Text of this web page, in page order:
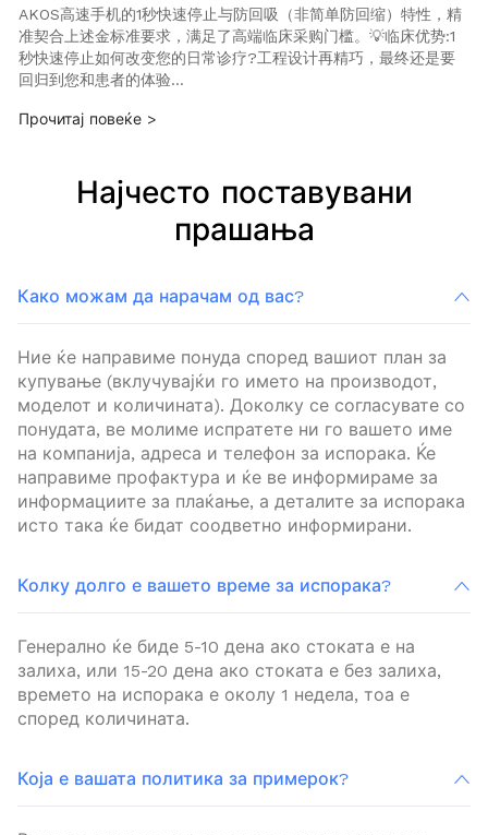
AKOS高速手机的1秒快速停止与防回吸（非简单防回缩）特性，精
准契合上述金标准要求，满足了高端临床采购门槛。💡临床优势:1
秒快速停止如何改变您的日常诊疗?工程设计再精巧，最终还是要
回归到您和患者的体验…
Прочитај повеќе >
Најчесто поставувани
прашања
Како можам да нарачам од вас?
Ние ќе направиме понуда според вашиот план за
купување (вклучувајќи го името на производот,
моделот и количината). Доколку се согласувате со
понудата, ве молиме испратете ни го вашето име
на компанија, адреса и телефон за испорака. Ќе
направиме профактура и ќе ве информираме за
информациите за плаќање, а деталите за испорака
исто така ќе бидат соодветно информирани.
Колку долго е вашето време за испорака?
Генерално ќе биде 5-10 дена ако стоката е на
залиха, или 15-20 дена ако стоката е без залиха,
времето на испорака е околу 1 недела, тоа е
според количината.
Која е вашата политика за примерок?